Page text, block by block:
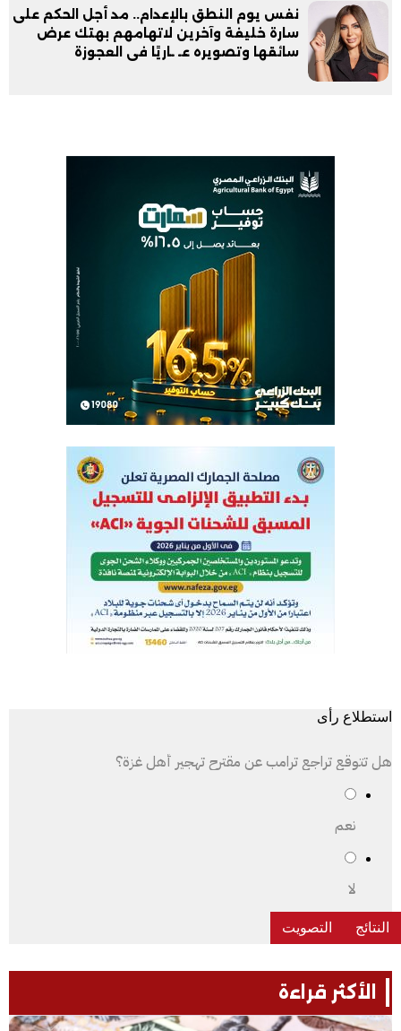
نفس يوم النطق بالإعدام.. مد أجل الحكم على
سارة خليفة وآخرين لاتهامهم بهتك عرض
سائقها وتصويره عـ ـاريًا فى العجوزة
استطلاع رأى
هل تتوقع تراجع ترامب عن مقترح تهجير أهل غزة؟
نعم
لا
الأكثر قراءة